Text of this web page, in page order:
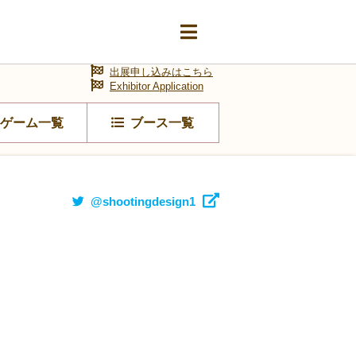
ゲーム一覧 ブース一覧
出展申し込みはこちら
Exhibitor Application
@shootingdesign1